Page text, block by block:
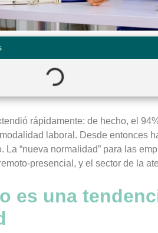
rápidamente: de hecho, el
laboral. Desde entonces
“nueva normalidad” para las
presencial, y el sector de la
es una